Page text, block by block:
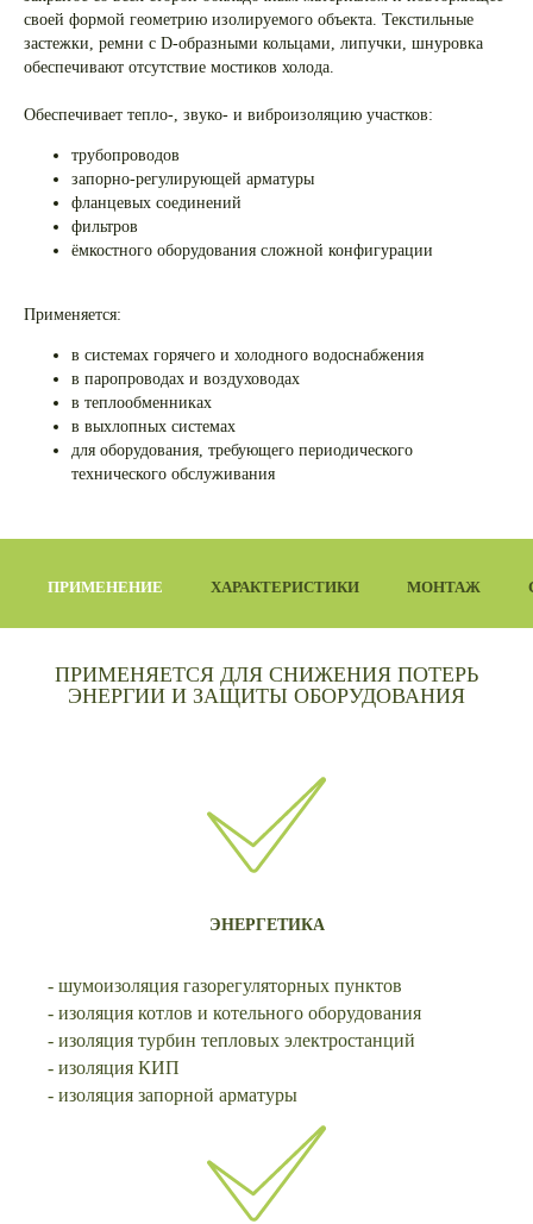
своей формой геометрию изолируемого объекта. Текстильные
застежки, ремни с D-образными кольцами, липучки, шнуровка
обеспечивают отсутствие мостиков холода.
Обеспечивает тепло-, звуко- и виброизоляцию участков:
трубопроводов
запорно-регулирующей арматуры
фланцевых соединений
фильтров
ёмкостного оборудования сложной конфигурации
Применяется:
в системах горячего и холодного водоснабжения
в паропроводах и воздуховодах
в теплообменниках
в выхлопных системах
для оборудования, требующего периодического
технического обслуживания
ПРИМЕНЕНИЕ ХАРАКТЕРИСТИКИ МОНТАЖ
ПРИМЕНЯЕТСЯ ДЛЯ СНИЖЕНИЯ ПОТЕРЬ
ЭНЕРГИИ И ЗАЩИТЫ ОБОРУДОВАНИЯ
ЭНЕРГЕТИКА
- шумоизоляция газорегуляторных пунктов
- изоляция котлов и котельного оборудования
- изоляция турбин тепловых электростанций
- изоляция КИП
- изоляция запорной арматуры